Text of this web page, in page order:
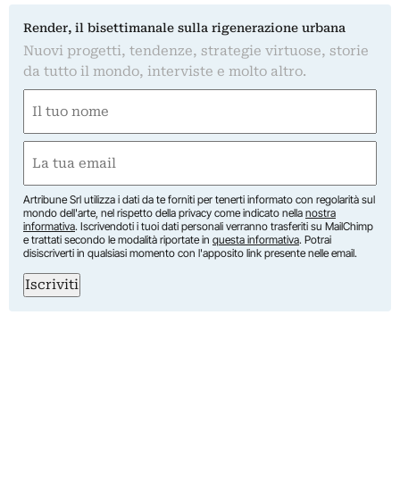
Render, il bisettimanale sulla rigenerazione urbana
Nuovi progetti, tendenze, strategie virtuose, storie
da tutto il mondo, interviste e molto altro.
(Obbligatorio)
Nome
(Obbligatorio)
Artribune Srl utilizza i dati da te forniti per tenerti informato con regolarità sul
mondo dell'arte, nel rispetto della privacy come indicato nella nostra
informativa. Iscrivendoti i tuoi dati personali verranno trasferiti su MailChimp
e trattati secondo le modalità riportate in questa informativa. Potrai
disiscriverti in qualsiasi momento con l'apposito link presente nelle email.
Iscriviti